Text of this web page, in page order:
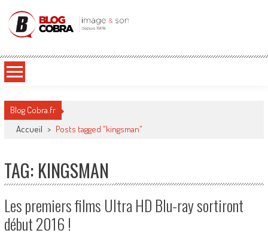
Blog Cobra
Blog Cobra.fr
Accueil > Posts tagged "kingsman"
TAG: KINGSMAN
Les premiers films Ultra HD Blu-ray sortiront
début 2016 !